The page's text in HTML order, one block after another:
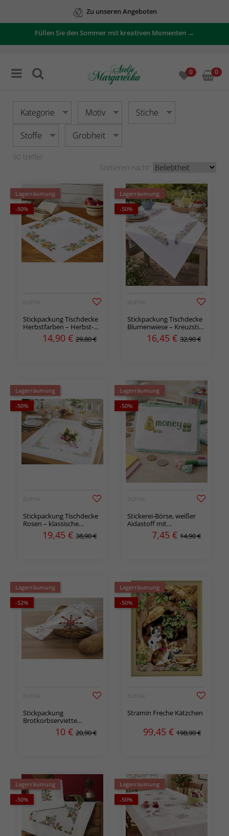
Zu unseren Angeboten
Füllen Sie den Sommer mit kreativen Momenten →
0 0
Kategorie Motiv Stiche
Stoffe Grobheit
90 treffer
Sortieren nacht:
Lagerräumung
-50%
DUFTIN
Stickpackung Tischdecke
Herbstfarben – Herbst-
Tischdecke in Kreuzstich
auf Aida14,90 € 29,80 €
Lagerräumung
-50%
DUFTIN
Stickpackung Tischdecke
Blumenwiese – Kreuzstich
auf Aida16,45 € 32,90 €
Lagerräumung
-50%
DUFTIN
Stickpackung Tischdecke
Rosen – klassische
Tischdecke in Kreuzstich
mit Blumenmotiv
19,45 € 38,90 €
Lagerräumung
-50%
DUFTIN
Stickerei-Börse, weißer
Aidastoff mit
türkisfarbener Kante –
ohne Garn & Muster
7,45 € 14,90 €
Lagerräumung
-52%
DUFTIN
Stickpackung
Brotkorbserviette
Schneeflocken
10 € 20,90 €
Lagerräumung
-50%
DUFTIN
Stramin Freche Kätzchen
99,45 € 198,90 €
Lagerräumung
-50%
Lagerräumung
-50%